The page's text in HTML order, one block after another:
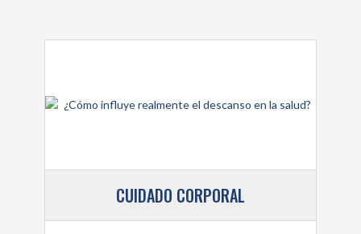
CUIDADO CORPORAL